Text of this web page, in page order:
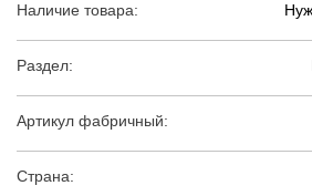
Наличие товара:
Раздел:
Артикул фабричный:
Страна: